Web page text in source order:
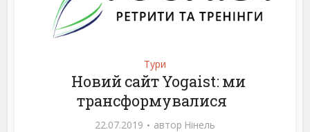
Тури
Новий сайт Yogaist: ми
трансформувалися
22.07.2019 автор Нінель